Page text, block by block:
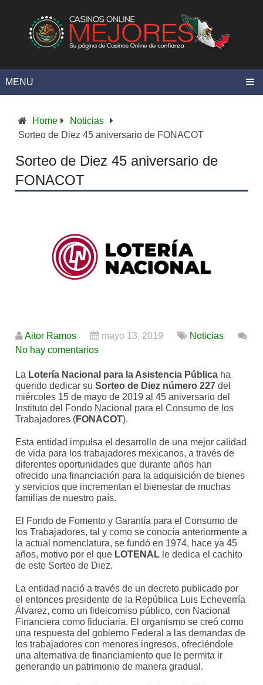
MENU
Home
Noticias
Sorteo de Diez 45 aniversario de FONACOT
Sorteo de Diez 45 aniversario de
FONACOT
Aitor Ramos mayo 13, 2019
Noticias
No hay comentarios
La Lotería Nacional para la Asistencia Pública ha
querido dedicar suSorteo de Diez número 227 del
miércoles 15 de mayo de 2019 al 45 aniversario del
Instituto del Fondo Nacional para el Consumo de los
Trabajadores (FONACOT).
Esta entidad impulsa el desarrollo de una mejor calidad
de vida para los trabajadores mexicanos, a través de
diferentes oportunidades que durante años han
ofrecido una financiación para la adquisición de bienes
y servicios que incrementan el bienestar de muchas
familias de nuestro país.
El Fondo de Fomento y Garantía para el Consumo de
los Trabajadores, tal y como se conocía anteriormente a
la actual nomenclatura, se fundó en 1974, hace ya 45
años, motivo por el que LOTENAL le dedica el cachito
de este Sorteo de Diez.
La entidad nació a través de un decreto publicado por
el entonces presidente de la República Luis Echeverría
Álvarez, como un fideicomiso público, con Nacional
Financiera como fiduciaria. El organismo se creó como
una respuesta del gobierno Federal a las demandas de
los trabajadores con menores ingresos, ofreciéndole
una alternativa de financiamiento que le permita ir
generando un patrimonio de manera gradual.